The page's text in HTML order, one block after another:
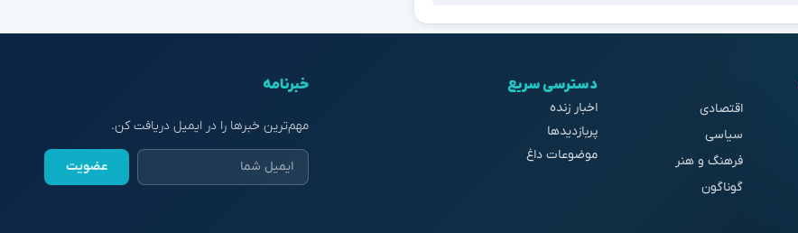
اقتصادی
سیاسی
فرهنگ و هنر
گوناگون
دسترسی سریع
اخبار زنده
پربازدیدها
موضوعات داغ
خبرنامه
مهم‌ترین خبرها را در ایمیل دریافت کن.
عضویت